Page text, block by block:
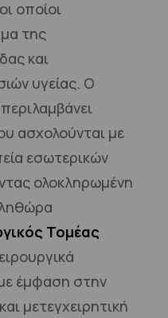
οποίοι
της
και
υγείας. Ο
περιλαμβάνει
ασχολούνται με
εσωτερικών
ολοκληρωμένη
Τομέας
έμφαση στην
μετεγχειρητική